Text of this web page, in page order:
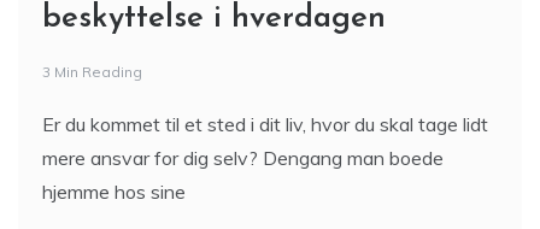
beskyttelse i hverdagen
3 Min Reading
Er du kommet til et sted i dit liv, hvor du skal tage lidt
mere ansvar for dig selv? Dengang man boede
hjemme hos sine